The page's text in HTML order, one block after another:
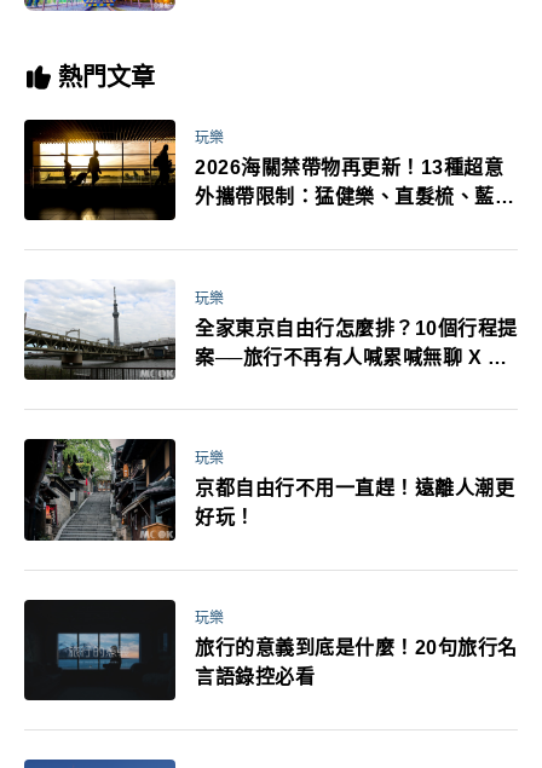
熱門文章
玩樂
2026海關禁帶物再更新！13種超意
外攜帶限制：猛健樂、直髮梳、藍牙
萬！注意事項一次看！
玩樂
全家東京自由行怎麼排？10個行程提
案──旅行不再有人喊累喊無聊 X 爸
玩樂
京都自由行不用一直趕！遠離人潮更
好玩！
玩樂
旅行的意義到底是什麼！20句旅行名
言語錄控必看